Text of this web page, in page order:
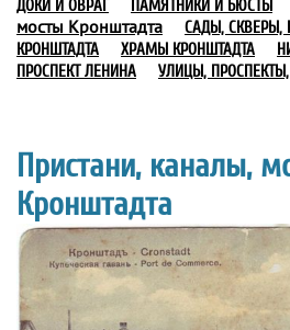
ДОКИ И ОВРАГ
ПАМЯТНИКИ И БЮСТЫ
мосты Кронштадта
САДЫ, СКВЕРЫ,
КРОНШТАДТА
ХРАМЫ КРОНШТАДТА
ПРОСПЕКТ ЛЕНИНА
УЛИЦЫ,
Пристани, каналы,
Кронштадта